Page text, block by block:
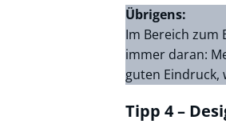
Übrigens:
Im Bereich zum
immer daran:
guten Eindruck,
Tipp 4 –